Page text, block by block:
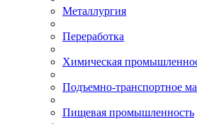
Металлургия
Переработка
Химическая
Подъемно-транспортное
Пищевая промышленность